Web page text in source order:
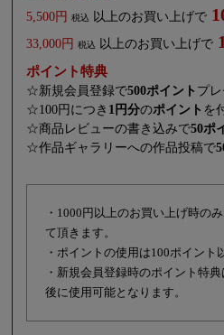
5,500円 税込 以上のお買い上げで
33,000円
税込 以上のお買い上げで
ポイント特典
☆新規会員登録で500ポイント プレ
☆100円につき 1円分のポイント を
☆商品レビューの書き込みで50ポ
☆作品ギャラリーへの作品投稿で
・1000円以上のお買い上げ時の
て頂きます。
・ポイントの使用は100ポイント
・新規会員登録時のポイント特
後に使用可能となります。